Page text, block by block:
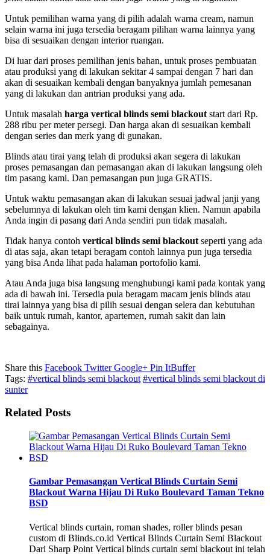
Untuk pemilihan warna yang di pilih adalah warna cream, namun
selain warna ini juga tersedia beragam pilihan warna lainnya yang
bisa di sesuaikan dengan interior ruangan.
Di luar dari proses pemilihan jenis bahan, untuk proses pembuatan
atau produksi yang di lakukan sekitar 4 sampai dengan 7 hari dan
akan di sesuaikan kembali dengan banyaknya jumlah pemesanan
yang di lakukan dan antrian produksi yang ada.
Untuk masalah harga vertical blinds semi blackout start dari Rp.
288 ribu per meter persegi. Dan harga akan di sesuaikan kembali
dengan series dan merk yang di gunakan.
Blinds atau tirai yang telah di produksi akan segera di lakukan
proses pemasangan dan pemasangan akan di lakukan langsung oleh
tim pasang kami. Dan pemasangan pun juga GRATIS.
Untuk waktu pemasangan akan di lakukan sesuai jadwal janji yang
sebelumnya di lakukan oleh tim kami dengan klien. Namun apabila
Anda ingin di pasang dari Anda sendiri pun tidak masalah.
Tidak hanya contoh vertical blinds semi blackout seperti yang ada
di atas saja, akan tetapi beragam contoh lainnya pun juga tersedia
yang bisa Anda lihat pada halaman portofolio kami.
Atau Anda juga bisa langsung menghubungi kami pada kontak yang
ada di bawah ini. Tersedia pula beragam macam jenis blinds atau
tirai lainnya yang bisa di pilih sesuai dengan selera dan kebutuhan
baik untuk rumah, kantor, apartemen, rumah sakit dan lain
sebagainya.
Share this Facebook TwitterGoogle+ Pin ItBuffer
Tags: #vertical blinds semi blackout #vertical blinds semi blackout di
sunter
Related Posts
Gambar Pemasangan Vertical Blinds Curtain Semi
Blackout Warna Hijau Di Ruko Boulevard Taman Tekno
BSD
Vertical blinds curtain, roman shades, roller blinds pesan
custom di Blinds.co.id Vertical Blinds Curtain Semi Blackout
Dari Sharp Point Vertical blinds curtain semi blackout ini telah